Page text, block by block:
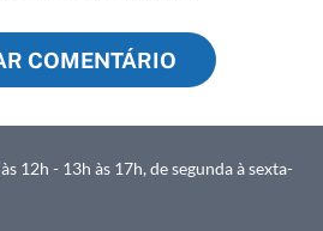
12h - 13h às 17h, de segunda à sexta-